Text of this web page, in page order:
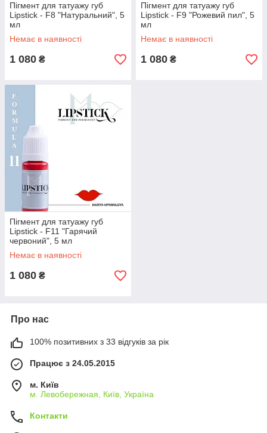
Пігмент для татуажу губ
Lipstick - F8 "Натуральний", 5
мл
Немає в наявності
1 080 ₴
Пігмент для татуажу губ
Lipstick - F9 "Рожевий пил", 5
мл
Немає в наявності
1 080 ₴
Пігмент для татуажу губ
Lipstick - F11 "Гарячий
червоний", 5 мл
Немає в наявності
1 080 ₴
Про нас
100% позитивних з 33 відгуків за рік
Працює з 24.05.2015
м. Київ
м. Левобережная, Київ, Україна
Контакти